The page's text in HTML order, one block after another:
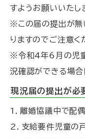
すようお願いいたし
※この届の提出が無
りますのでご注意く
※令和4年6月の児童
況確認ができる場合
現況届の提出が必
1．離婚協議中で配
2．支給要件児童の